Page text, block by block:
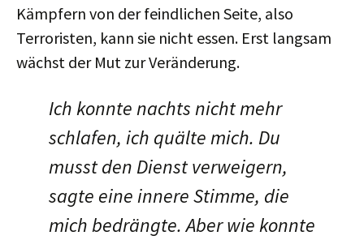
Kämpfern von der feindlichen Seite, also
Terroristen, kann sie nicht essen. Erst langsam
wächst der Mut zur Veränderung.
Ich konnte nachts nicht mehr
schlafen, ich quälte mich. Du
musst den Dienst verweigern,
sagte eine innere Stimme, die
mich bedrängte. Aber wie konnte